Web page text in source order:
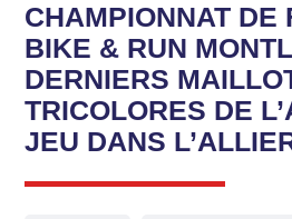
CHAMPIONNAT DE
BIKE & RUN
DERNIERS
TRICOLORES DE
JEU DANS